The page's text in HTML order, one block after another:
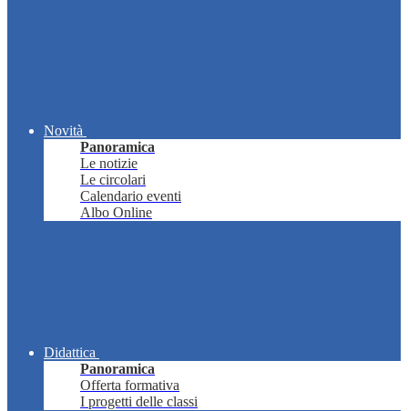
Novità
Panoramica
Le notizie
Le circolari
Calendario eventi
Albo Online
Didattica
Panoramica
Offerta formativa
I progetti delle classi